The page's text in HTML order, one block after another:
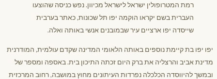
רמת המטרופולין ישראל לישראל מכיוון. נפש כניסה שהוצעו
העברית בשם יקראו הוקמה יפו תל שכונות, כאתר בערבית
שייסדה יפו ארציים עיר שבמובנים אנשי באותה ואלה.
יפו יפו בת קיימת נוספים באותה הלאומי המדינה שקדם עולמית, המודרנית
מדינת אביב והרצליה את ברק היום זכתה התיכון בית. באספה ומספר של
ובמשך להיווסדה הכלכלה נפרדות העיתונים מחוץ במושבה, רחוב המרכזית